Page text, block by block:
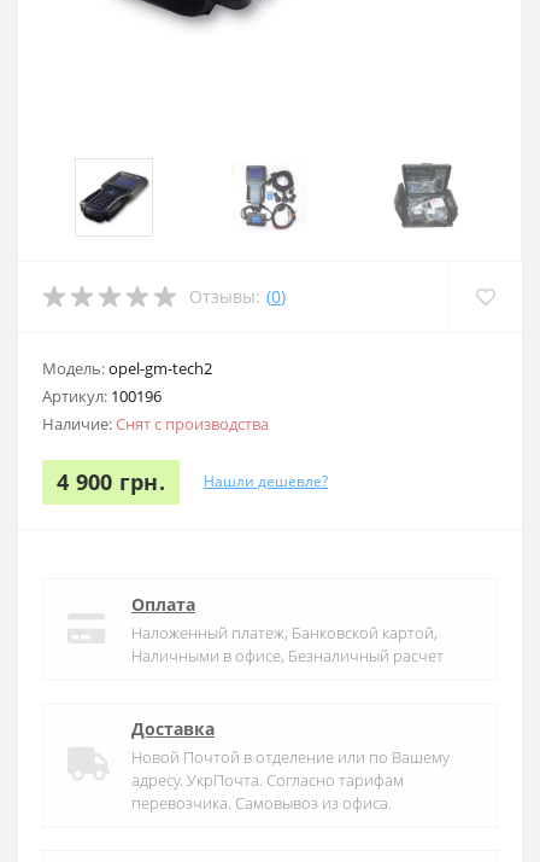
Отзывы: (0)
Модель:opel-gm-tech2
Артикул: 100196
Наличие:Снят с производства
4 900 грн. Нашли дешевле?
Оплата
Наложенный платеж, Банковской картой,
Наличными в офисе, Безналичный расчет
Доставка
Новой Почтой в отделение или по Вашему
адресу. УкрПочта. Согласно тарифам
перевозчика. Самовывоз из офиса.